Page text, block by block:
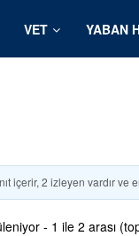
VET YABAN
içerir, 2 izleyen vardır ve
- 1 ile 2 arası